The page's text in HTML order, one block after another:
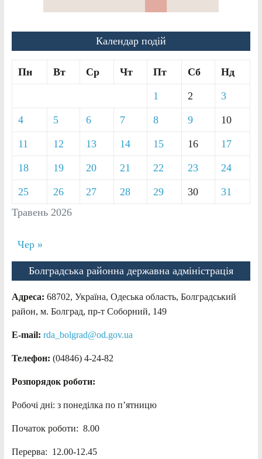
Календар подій
Травень 2026
Пн Вт Ср Чт Пт Сб Нд
1 2 3
4 5 6 7 8 9 10
11 12 13 14 15 16 17
18 19 20 21 22 23 24
25 26 27 28 29 30 31
Чер »
Болградська районна державна адміністрація
Адреса: 68702, Україна, Одеська область, Болградський
район, м. Болград, пр-т Соборний, 149
E-mail: rda_bolgrad@od.gov.ua
Телефон: (04846) 4-24-82
Розпорядок роботи:
Робочі дні: з понеділка по п’ятницю
Початок роботи: 8.00
Перерва: 12.00-12.45